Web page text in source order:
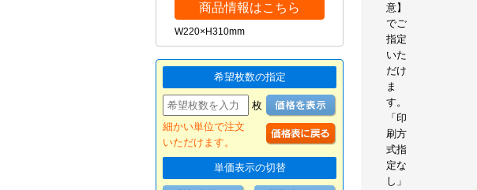
商品情報はこちら
W220×H310mm
希望枚数の指定
枚
細かい単位で注文
いただけます。
単価表示の切替
意】
でご
指定
いた
だけ
ま
す。
「印
刷方
式指
定な
し」